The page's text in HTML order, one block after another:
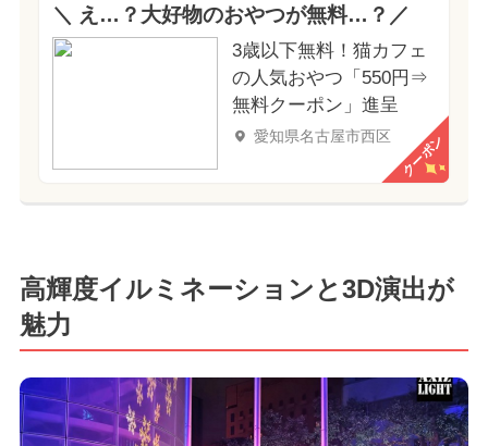
＼ え…？大好物のおやつが無料…？／
3歳以下無料！猫カフェ
の人気おやつ「550円⇒
無料クーポン」進呈
愛知県名古屋市西区 クーポン
高輝度イルミネーションと3D演出が
魅力